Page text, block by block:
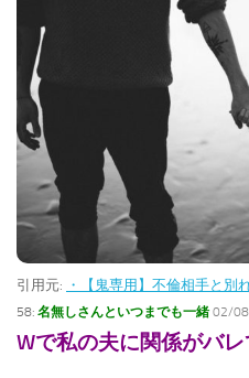
引用元: ・【鬼専用】不倫相手と別
58: 名無しさんといつまでも一緒 02/
Wで私の夫に関係がバレ